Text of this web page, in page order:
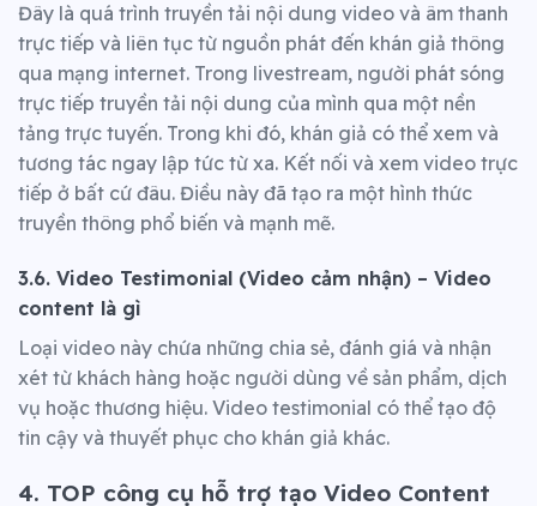
Đây là quá trình truyền tải nội dung video và âm thanh
trực tiếp và liên tục từ nguồn phát đến khán giả thông
qua mạng internet. Trong livestream, người phát sóng
trực tiếp truyền tải nội dung của mình qua một nền
tảng trực tuyến. Trong khi đó, khán giả có thể xem và
tương tác ngay lập tức từ xa. Kết nối và xem video trực
tiếp ở bất cứ đâu. Điều này đã tạo ra một hình thức
truyền thông phổ biến và mạnh mẽ.
3.6. Video Testimonial (Video cảm nhận) – Video
content là gì
Loại video này chứa những chia sẻ, đánh giá và nhận
xét từ khách hàng hoặc người dùng về sản phẩm, dịch
vụ hoặc thương hiệu. Video testimonial có thể tạo độ
tin cậy và thuyết phục cho khán giả khác.
4. TOP công cụ hỗ trợ tạo Video Content